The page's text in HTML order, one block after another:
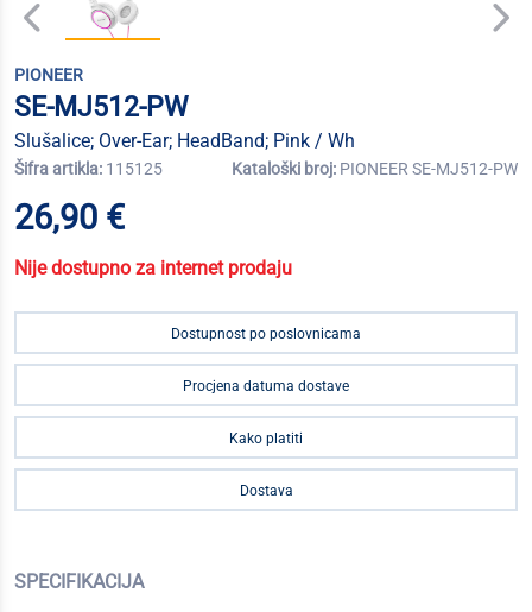
PIONEER
SE-MJ512-PW
Slušalice; Over-Ear; HeadBand; Pink / Wh
Šifra artikla: 115125 Kataloški broj: PIONEER SE-MJ512-PW
26,90 €
Nije dostupno za internet prodaju
Dostupnost po poslovnicama
Procjena datuma dostave
Kako platiti
Dostava
SPECIFIKACIJA